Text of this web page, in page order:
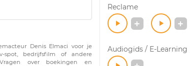
Denis Elmaci voor je
spot, bedrijfsfilm of andere
over boekingen en
Reclame
Audiogids / E-Learning